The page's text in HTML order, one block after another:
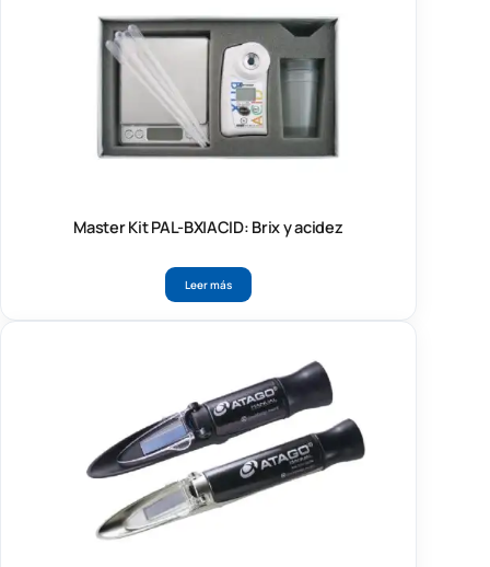
Master Kit PAL-BX|ACID: Brix y acidez
Leer más